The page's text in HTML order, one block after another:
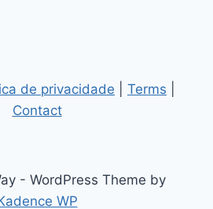
de privacidade Terms
Contact
- WordPress Theme by
WP